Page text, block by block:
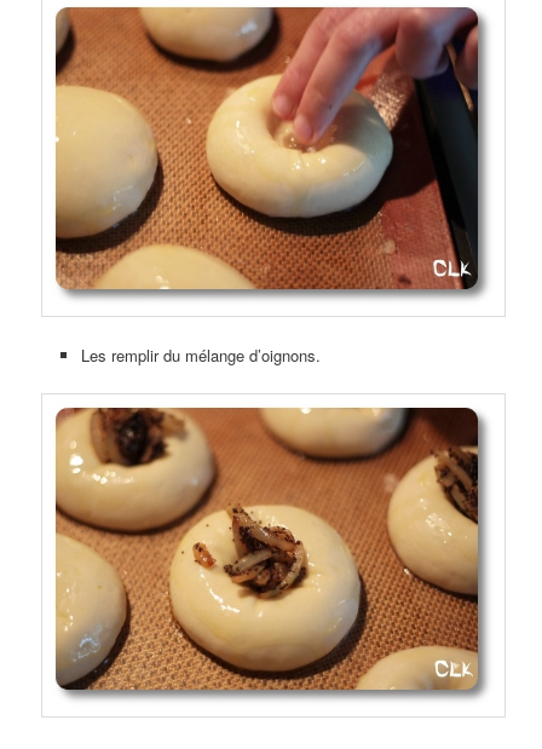
Les remplir du mélange d’oignons.